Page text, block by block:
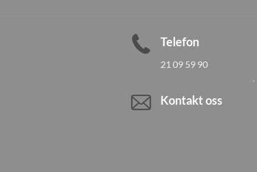
Telefon
21 09 59 90
Kontakt oss